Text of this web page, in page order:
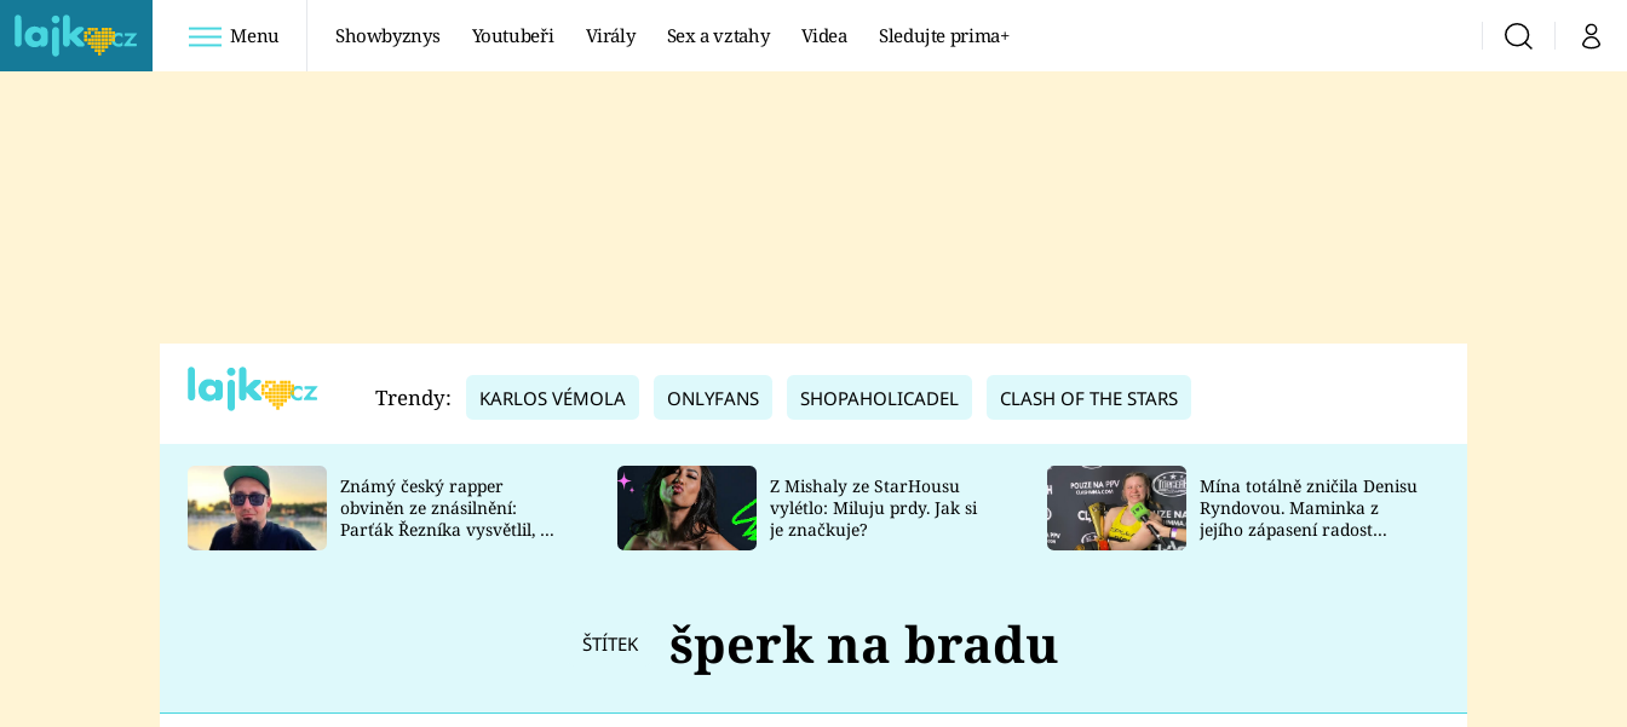
Menu Showbyznys Youtubeři Virály Sex a vztahy Videa Sledujte prima+ VyhledáváníMůj
TADEÁŠ KUBĚNKA
DATEL
Prima Lajk
Sledujte nás
Trendy: KARLOS VÉMOLA ONLYFANS SHOPAHOLICADEL CLASH OF THE STARS
Známý český rapper
obviněn ze znásilnění:
Parťák Řezníka vysvětlil, co
Z Mishaly ze StarHousu
vylétlo: Miluju prdy. Jak si
je značkuje?
Mína totálně zničila Denisu
Ryndovou. Maminka z
jejího zápasení radost
ŠTÍTEK šperk na bradu